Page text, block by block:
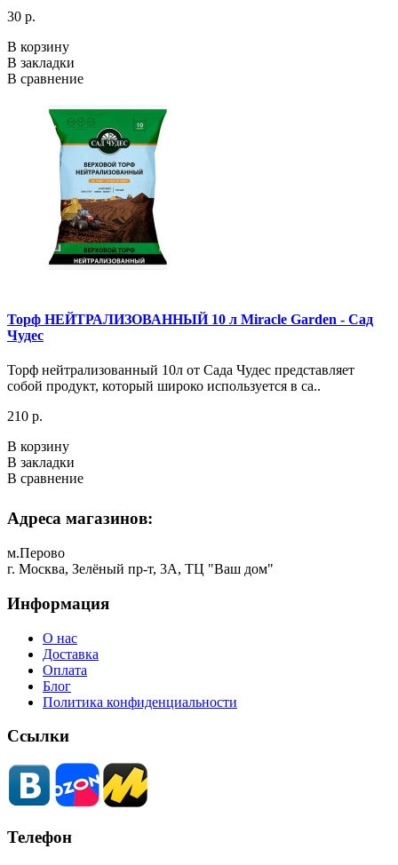
30 р.
В корзину
В закладки
В сравнение
Торф НЕЙТРАЛИЗОВАННЫЙ 10 л Miracle Garden - Сад
Чудес
Торф нейтрализованный 10л от Сада Чудес представляет
собой продукт, который широко используется в са..
210 р.
В корзину
В закладки
В сравнение
Адреса магазинов:
м.Перово
г. Москва, Зелёный пр-т, 3А, ТЦ "Ваш дом"
Информация
О нас
Доставка
Оплата
Блог
Политика конфиденциальности
Ссылки
Телефон